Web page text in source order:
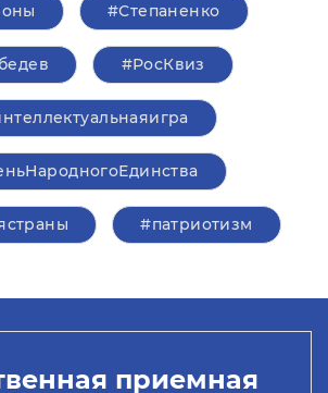
#Степаненко
#РосКвиз
#патриотизм
приемная